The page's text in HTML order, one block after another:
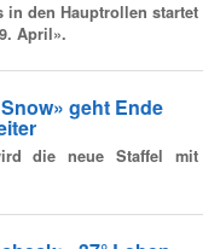
in den Hauptrollen startet
April».
geht Ende
die neue Staffel mit